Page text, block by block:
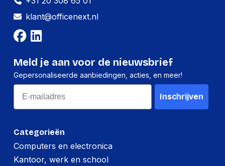
Nieuw: slaapscore. Eenvoudig je zzzlaap volgen
en helpen verbeteren
Tot wel 24 uur batterij­duur. Doe langer wat je
leuk vindt
Het glas van het display is 2x zo krasbestendig
als dat van Series 10. Sterk is nu nog sterker
Marketingnaam
beeldschermtechnologie
Design
Vorm
Rechthoekig
Afneembare band
Stofafstotend,
Categorieën
Computers en electronica
Kantoor, werk en school
klant@officenext.nl
Meld je aan voor de nieuwsbrief
Gepersonaliseerde aanbiedingen, acties, en meer!
Email
Inschrijven